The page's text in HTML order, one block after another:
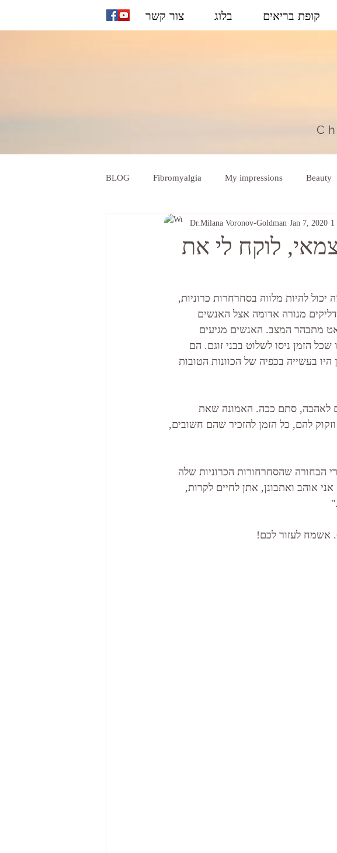
קופת בריאים בלוג צור קשר
BLOG Fibromyalgia My impressions Beauty
לוקח לי את
Dr.Milana Voronov-Goldman Jan 7, 2020 1
להיות מלווה בסחרחרות כרוניות,
מנורה אדומה אצל האנשים
מתבהר המצב. האנשים מגיעים
הזמן ניסו לשלוט בבני זוגם. הם
בעשייה בכפיה של הכוונות הטובות
לאהבה, סתם ככה. האמונה שאת
להם, כל הזמן להזכיר שהם חשובים,
הבחורה שהסחרחורות הכרוניות שלה
אוהב ואתבונן, אתן לחיים לקרות,